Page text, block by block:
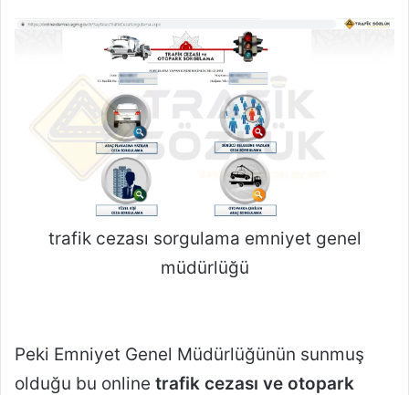
trafik cezası sorgulama emniyet genel
müdürlüğü
Peki Emniyet Genel Müdürlüğünün sunmuş
olduğu bu online trafik cezası ve otopark